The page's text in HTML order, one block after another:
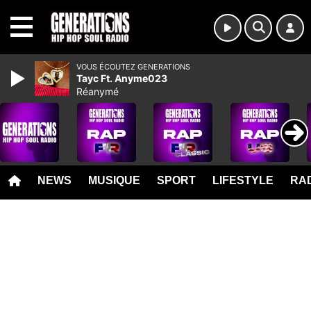
NEWS MUSIQUE SPORT LIFESTYLE
VOUS ÉCOUTEZ GENERATIONS
Tayc Ft. Anyme023
Réanymé